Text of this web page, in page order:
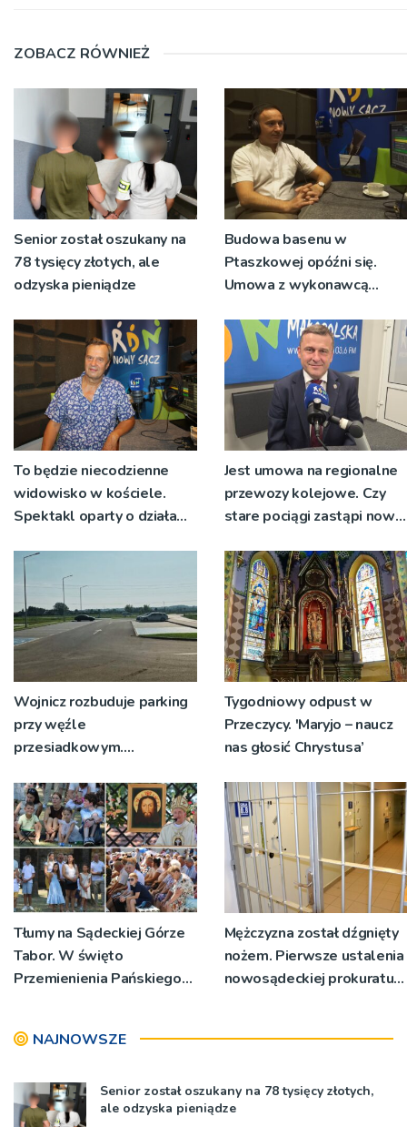
ZOBACZ RÓWNIEŻ
Senior został oszukany na
78 tysięcy złotych, ale
odzyska pieniądze
Budowa basenu w
Ptaszkowej opóźni się.
Umowa z wykonawcą
nie zostanie podpisana
To będzie niecodzienne
widowisko w kościele.
Spektakl oparty o działa
Jest umowa na regionalne
przewozy kolejowe. Czy
stare pociągi zastąpi nowy
Wojnicz rozbuduje parking
przy węźle
przesiadkowym.
miejsc
Tygodniowy odpust w
Przeczycy. 'Maryjo – naucz
nas głosić Chrystusa’
Tłumy na Sądeckiej Górze
Tabor. W święto
Przemienienia Pańskiego
[ZDJĘCIA]
Mężczyzna został dźgnięty
nożem. Pierwsze ustalenia
nowosądeckiej prokuratury
NAJNOWSZE
Senior został oszukany na 78 tysięcy złotych,
ale odzyska pieniądze